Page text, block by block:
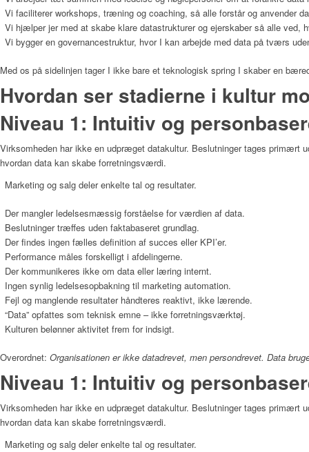
Vi faciliterer workshops, træning og coaching, så alle forstår og anvender
Vi hjælper jer med at skabe klare datastrukturer og ejerskaber så alle ved,
Vi bygger en governancestruktur, hvor I kan arbejde med data på tværs
Med os på sidelinjen tager I ikke bare et teknologisk spring I skaber en
Hvordan ser stadierne i kultur
Niveau 1: Intuitiv og
Virksomheden har ikke en udpræget datakultur. Beslutninger tages primært
hvordan data kan skabe forretningsværdi.
Marketing og salg deler enkelte tal og resultater.
Der mangler ledelsesmæssig forståelse for værdien af data.
Beslutninger træffes uden faktabaseret grundlag.
Der findes ingen fælles definition af succes eller KPI’er.
Performance måles forskelligt i afdelingerne.
Der kommunikeres ikke om data eller læring internt.
Ingen synlig ledelsesopbakning til marketing automation.
Fejl og manglende resultater håndteres reaktivt, ikke lærende.
“Data” opfattes som teknisk emne – ikke forretningsværktøj.
Kulturen belønner aktivitet frem for indsigt.
Overordnet: Organisationen er ikke datadrevet, men persondrevet. Data
Niveau 1: Intuitiv og
Virksomheden har ikke en udpræget datakultur. Beslutninger tages primært
hvordan data kan skabe forretningsværdi.
Marketing og salg deler enkelte tal og resultater.